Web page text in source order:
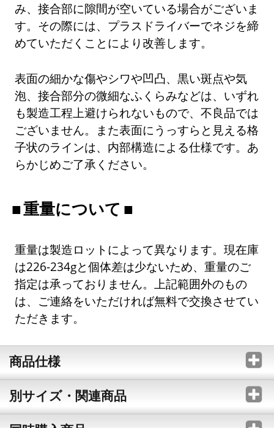
み、接合部に隙間が空いている場合がございま
す。その際には、プラスドライバーでネジを締
めていただくことにより改善します。
表面の細かな傷やシワや凹凸、黒い斑点や気
泡、接合部分の微細なふくらみなどは、いずれ
も製造工程上避けられないもので、不良品では
ございません。また表面にうっすらと見える格
子状のラインは、内部構造による仕様です。あ
らかじめご了承ください。
重量について
重量は製造ロットによって異なります。現在庫
は226-234gと個体差は少ないため、重量のご
指定は承っておりません。上記範囲外のもの
は、ご連絡をいただければ無料で交換させてい
ただきます。
商品仕様
別サイズ・関連商品